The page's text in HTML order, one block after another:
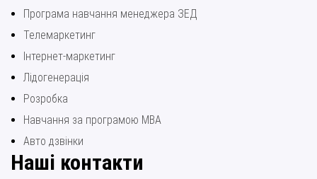
Програма навчання менеджера ЗЕД
Телемаркетинг
Інтернет-маркетинг
Лідогенерація
Розробка
Навчання за програмою МВА
Авто дзвінки
Наші контакти